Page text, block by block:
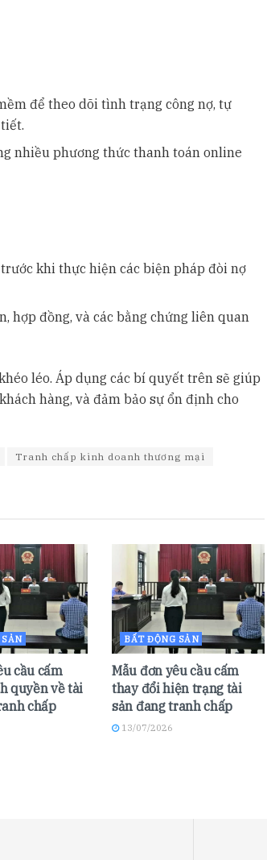
để theo dõi tình trạng công nợ, tự
nhiều phương thức thanh toán online
khi thực hiện các biện pháp đòi nợ
hợp đồng, và các bằng chứng liên quan
léo. Áp dụng các bí quyết trên sẽ giúp
hàng, và đảm bảo sự ổn định cho
Tranh chấp kinh doanh thương mại
cầu cấm
quyền về tài
chấp
BẤT ĐỘNG SẢN
Mẫu đơn yêu cầu cấm
thay đổi hiện trạng tài
sản đang tranh chấp
13/07/2026